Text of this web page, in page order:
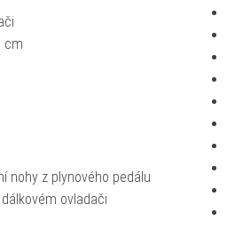
cm
nohy z plynového pedálu
ovladači